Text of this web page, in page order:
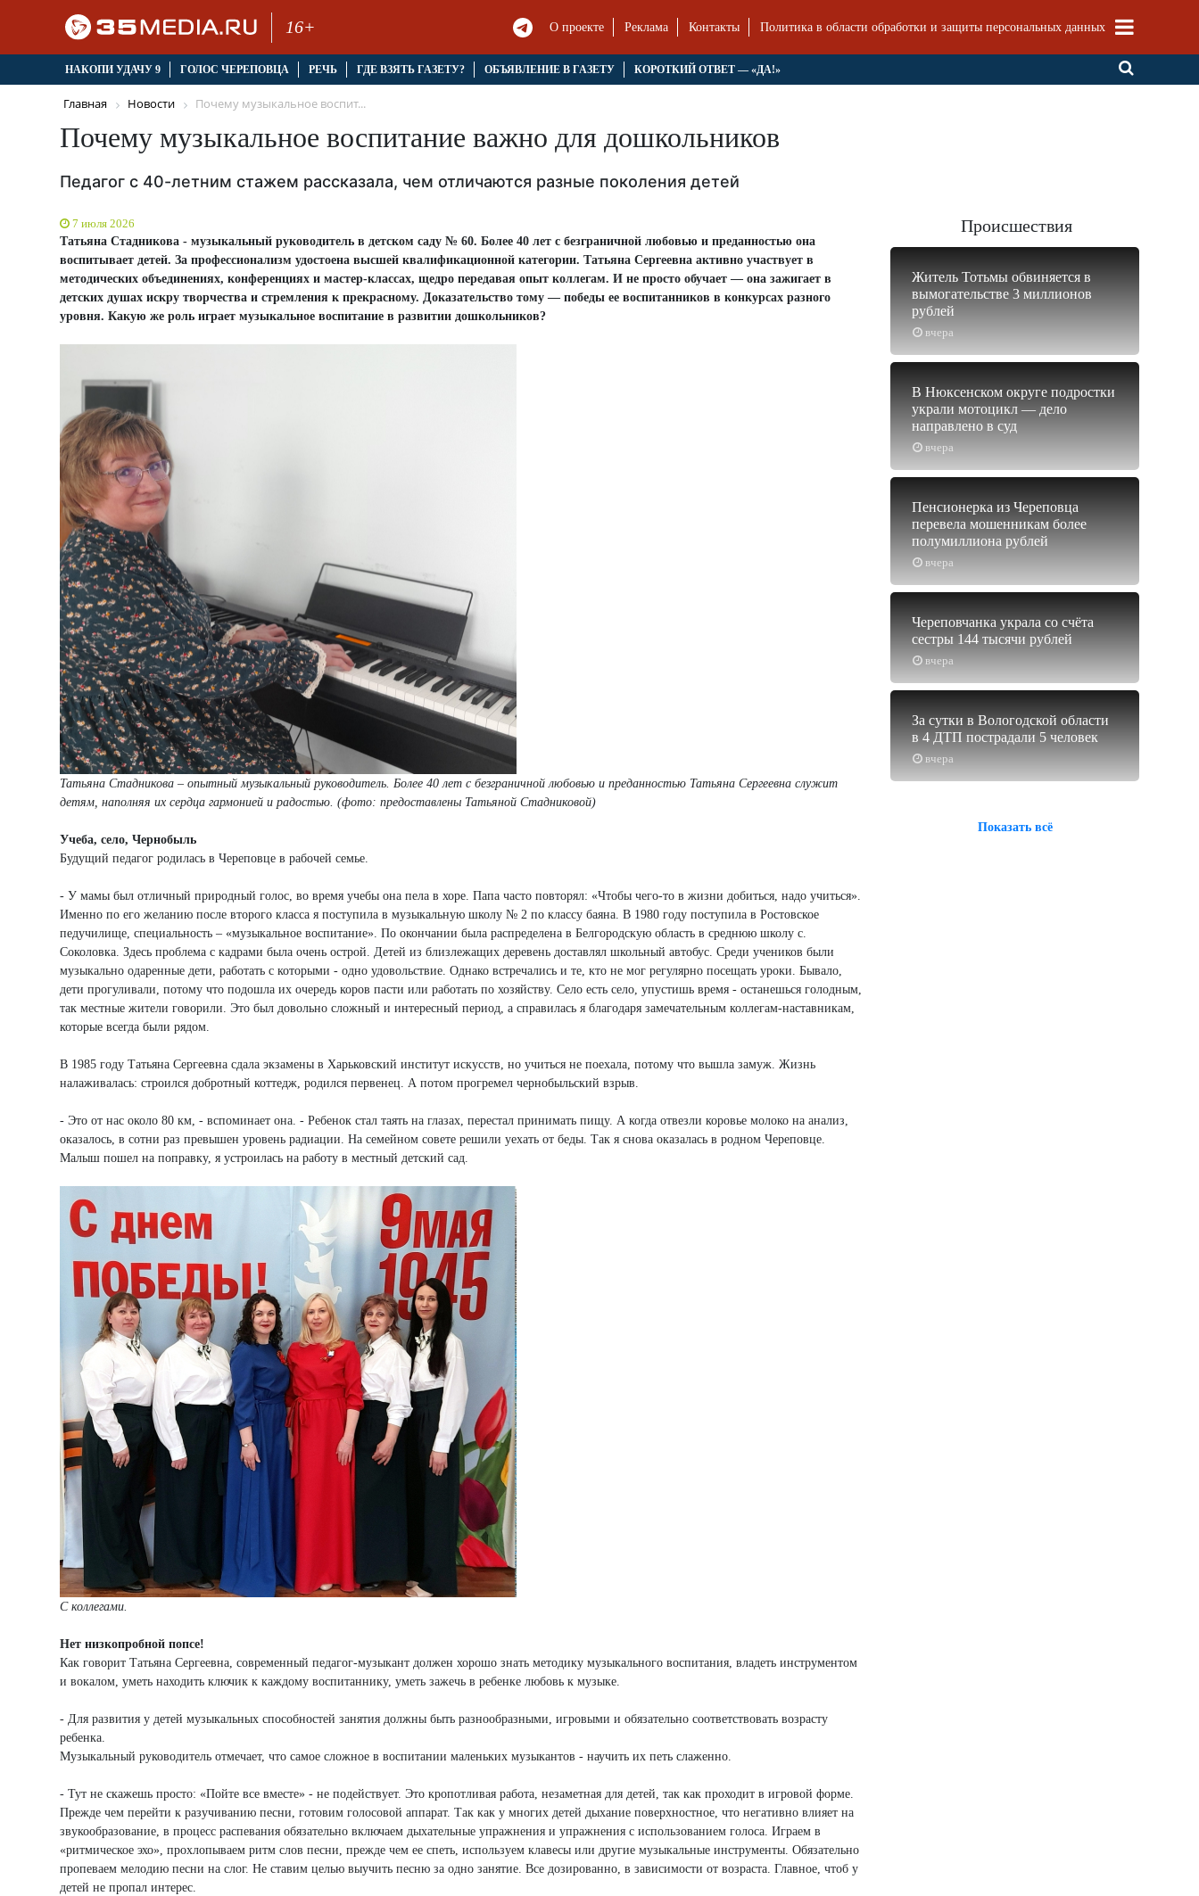
16+ О проекте Реклама Контакты Политика в области обработки и защиты персональных данных
НАКОПИ УДАЧУ 9 ГОЛОС ЧЕРЕПОВЦА РЕЧЬ ГДЕ ВЗЯТЬ ГАЗЕТУ? ОБЪЯВЛЕНИЕ В ГАЗЕТУ КОРОТКИЙ ОТВЕТ — «ДА!»
Главная Новости Почему музыкальное воспит...
Почему музыкальное воспитание важно для дошкольников
Педагог с 40-летним стажем рассказала, чем отличаются разные поколения детей
7 июля 2026
Татьяна Стадникова - музыкальный руководитель в детском саду № 60. Более 40 лет с безграничной любовью и преданностью она
воспитывает детей. За профессионализм удостоена высшей квалификационной категории. Татьяна Сергеевна активно участвует в
методических объединениях, конференциях и мастер-классах, щедро передавая опыт коллегам. И не просто обучает — она зажигает в
детских душах искру творчества и стремления к прекрасному. Доказательство тому — победы ее воспитанников в конкурсах разного
уровня. Какую же роль играет музыкальное воспитание в развитии дошкольников?
Татьяна Стадникова – опытный музыкальный руководитель. Более 40 лет с безграничной любовью и преданностью Татьяна Сергеевна служит
детям, наполняя их сердца гармонией и радостью. (фото: предоставлены Татьяной Стадниковой)
Учеба, село, Чернобыль
Будущий педагог родилась в Череповце в рабочей семье.
- У мамы был отличный природный голос, во время учебы она пела в хоре. Папа часто повторял: «Чтобы чего-то в жизни добиться, надо учиться».
Именно по его желанию после второго класса я поступила в музыкальную школу № 2 по классу баяна. В 1980 году поступила в Ростовское
педучилище, специальность – «музыкальное воспитание». По окончании была распределена в Белгородскую область в среднюю школу с.
Соколовка. Здесь проблема с кадрами была очень острой. Детей из близлежащих деревень доставлял школьный автобус. Среди учеников были
музыкально одаренные дети, работать с которыми - одно удовольствие. Однако встречались и те, кто не мог регулярно посещать уроки. Бывало,
дети прогуливали, потому что подошла их очередь коров пасти или работать по хозяйству. Село есть село, упустишь время - останешься голодным,
так местные жители говорили. Это был довольно сложный и интересный период, а справилась я благодаря замечательным коллегам-наставникам,
которые всегда были рядом.
В 1985 году Татьяна Сергеевна сдала экзамены в Харьковский институт искусств, но учиться не поехала, потому что вышла замуж. Жизнь
налаживалась: строился добротный коттедж, родился первенец. А потом прогремел чернобыльский взрыв.
- Это от нас около 80 км, - вспоминает она. - Ребенок стал таять на глазах, перестал принимать пищу. А когда отвезли коровье молоко на анализ,
оказалось, в сотни раз превышен уровень радиации. На семейном совете решили уехать от беды. Так я снова оказалась в родном Череповце.
Малыш пошел на поправку, я устроилась на работу в местный детский сад.
С коллегами.
Нет низкопробной попсе!
Как говорит Татьяна Сергеевна, современный педагог-музыкант должен хорошо знать методику музыкального воспитания, владеть инструментом
и вокалом, уметь находить ключик к каждому воспитаннику, уметь зажечь в ребенке любовь к музыке.
- Для развития у детей музыкальных способностей занятия должны быть разнообразными, игровыми и обязательно соответствовать возрасту
ребенка.
Музыкальный руководитель отмечает, что самое сложное в воспитании маленьких музыкантов - научить их петь слаженно.
- Тут не скажешь просто: «Пойте все вместе» - не подействует. Это кропотливая работа, незаметная для детей, так как проходит в игровой форме.
Прежде чем перейти к разучиванию песни, готовим голосовой аппарат. Так как у многих детей дыхание поверхностное, что негативно влияет на
звукообразование, в процесс распевания обязательно включаем дыхательные упражнения и упражнения с использованием голоса. Играем в
«ритмическое эхо», прохлопываем ритм слов песни, прежде чем ее спеть, используем клавесы или другие музыкальные инструменты. Обязательно
пропеваем мелодию песни на слог. Не ставим целью выучить песню за одно занятие. Все дозированно, в зависимости от возраста. Главное, чтоб у
детей не пропал интерес.
Происшествия
вчера
Житель Тотьмы обвиняется в
вымогательстве 3 миллионов
рублей
вчера
В Нюксенском округе подростки
украли мотоцикл — дело
направлено в суд
вчера
Пенсионерка из Череповца
перевела мошенникам более
полумиллиона рублей
вчера
Череповчанка украла со счёта
сестры 144 тысячи рублей
вчера
За сутки в Вологодской области
в 4 ДТП пострадали 5 человек
Показать всё